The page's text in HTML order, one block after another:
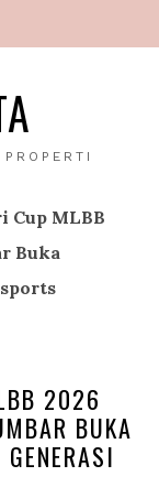
Cup MLBB
Buka
2026
BUKA